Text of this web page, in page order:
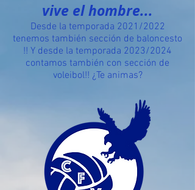
vive el hombre...
Desde la temporada 2021/2022
tenemos también sección de baloncesto​
!! Y desde la temporada 2023/2024
contamos también con sección de
voleibol!! ¿Te animas?